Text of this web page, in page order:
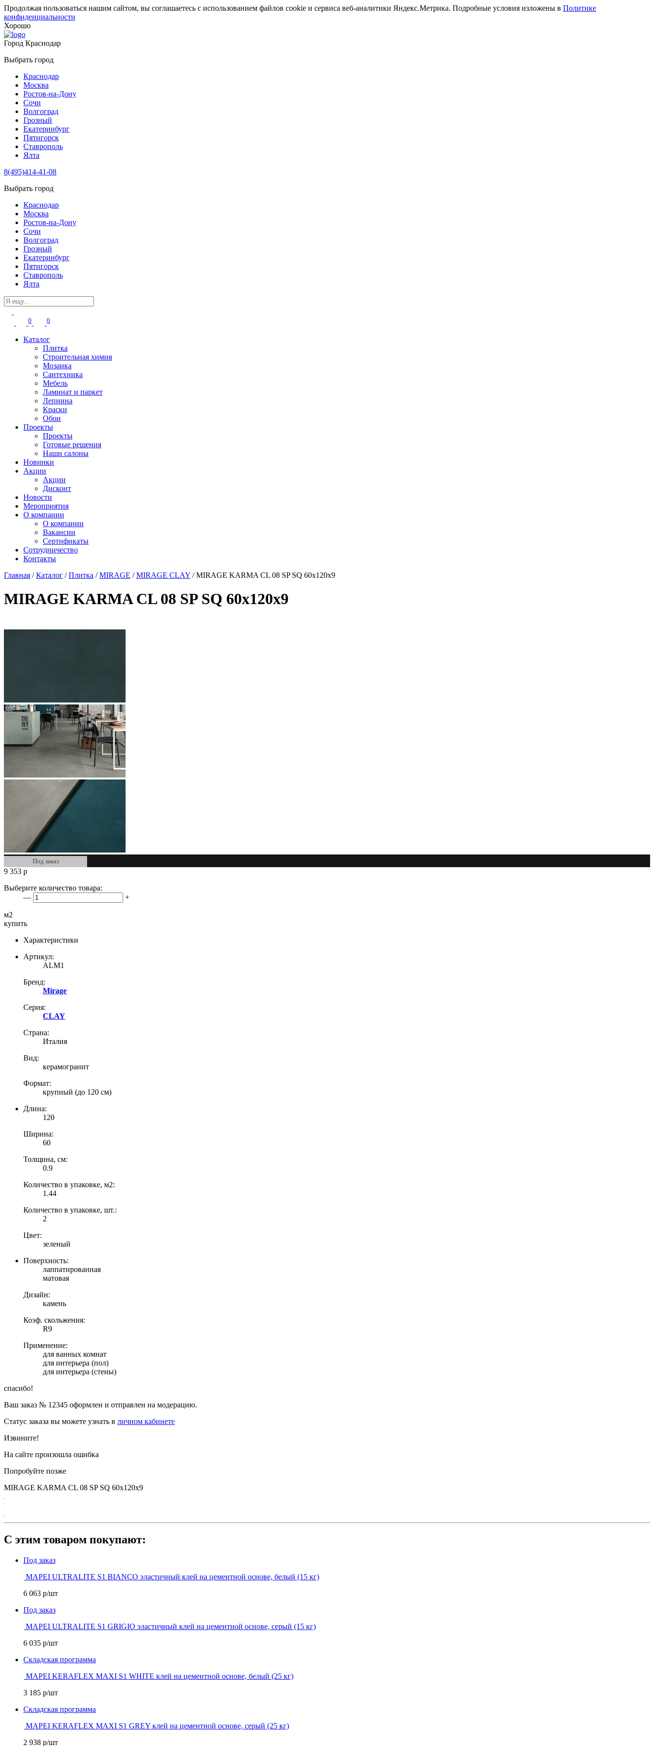
Продолжая пользоваться нашим сайтом, вы соглашаетесь с использованием файлов cookie и сервиса веб-аналитики Яндекс.Метрика. Подробные условия изложены в Политике
конфиденциальности
Хорошо
Город Краснодар
Выбрать город
Краснодар
Москва
Ростов-на-Дону
Сочи
Волгоград
Грозный
Екатеринбург
Пятигорск
Ставрополь
Ялта
8(495)414-41-08
Выбрать город
Краснодар
Москва
Ростов-на-Дону
Сочи
Волгоград
Грозный
Екатеринбург
Пятигорск
Ставрополь
Ялта
0 0
Каталог
Плитка
Строительная химия
Мозаика
Сантехника
Мебель
Ламинат и паркет
Лепнина
Краски
Обои
Проекты
Проекты
Готовые решения
Наши салоны
Новинки
Акции
Акции
Дисконт
Новости
Мероприятия
О компании
О компании
Вакансии
Сертификаты
Сотрудничество
Контакты
Главная /Каталог /Плитка /MIRAGE /MIRAGE CLAY /MIRAGE KARMA CL 08 SP SQ 60х120х9
MIRAGE KARMA CL 08 SP SQ 60х120х9
Под заказ
9 353 р
Выберите количество товара:
—
+
м2
купить
Характеристики
Артикул:
ALM1
Бренд:
Mirage
Серия:
CLAY
Страна:
Италия
Вид:
керамогранит
Формат:
крупный (до 120 см)
Длина:
120
Ширина:
60
Толщина, см:
0.9
Количество в упаковке, м2:
1.44
Количество в упаковке, шт.:
2
Цвет:
зеленый
Поверхность:
лаппатированная
матовая
Дизайн:
камень
Коэф. скольжения:
R9
Применение:
для ванных комнат
для интерьера (пол)
для интерьера (стены)
спасибо!
Ваш заказ № 12345 оформлен и отправлен на модерацию.
Статус заказа вы можете узнать в личном кабинете
Извините!
На сайте произошла ошибка
Попробуйте позже
MIRAGE KARMA CL 08 SP SQ 60х120х9
С этим товаром покупают:
Под заказ
MAPEI ULTRALITE S1 BIANCO эластичный клей на цементной основе, белый (15 кг)
6 063 р/шт
Под заказ
MAPEI ULTRALITE S1 GRIGIO эластичный клей на цементной основе, серый (15 кг)
6 035 р/шт
Складская программа
MAPEI KERAFLEX MAXI S1 WHITE клей на цементной основе, белый (25 кг)
3 185 р/шт
Складская программа
MAPEI KERAFLEX MAXI S1 GREY клей на цементной основе, серый (25 кг)
2 938 р/шт